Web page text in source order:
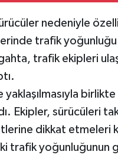
nedeniyle
trafik yoğunluğu
trafik ekipleri
Ekipler, sürücüleri
dikkat etmeleri
trafik yoğunluğunun